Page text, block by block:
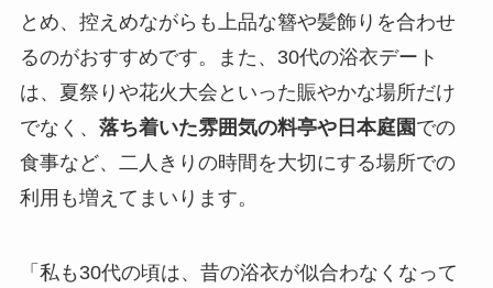
とめ、控えめながらも上品な簪や髪飾りを合わせ
るのがおすすめです。また、30代の浴衣デート
は、夏祭りや花火大会といった賑やかな場所だけ
でなく、 落ち着いた雰囲気の料亭や日本庭園での
食事など、二人きりの時間を大切にする場所での
利用も増えてまいります。
「私も30代の頃は、昔の浴衣が似合わなくなって